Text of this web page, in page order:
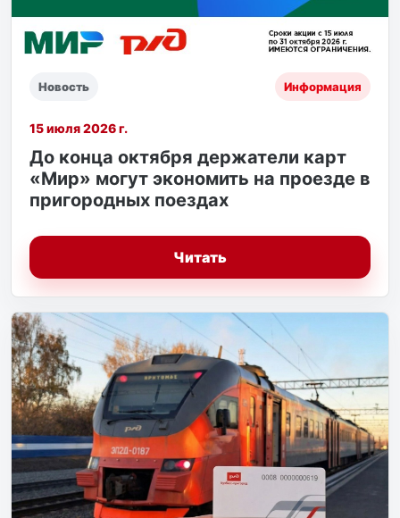
Новость Информация
15 июля 2026 г.
До конца октября держатели карт
«Мир» могут экономить на проезде в
пригородных поездах
Читать